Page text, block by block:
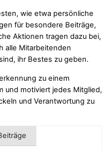
wie etwa persönliche
für besondere Beiträge,
Aktionen tragen dazu bei,
alle Mitarbeitenden
ihr Bestes zu geben.
zu einem
und motiviert jedes Mitglied,
und Verantwortung zu